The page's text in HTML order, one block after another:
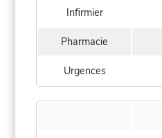
Infirmier
Pharmacie
Urgences